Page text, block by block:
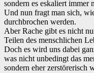
sondern es eskaliert immer
Und nun fragt man sich,
durchbrochen werden.
Aber Rache gibt es nicht
Teilen des menschlichen
Doch es wird uns dabei
was nicht unbedingt das
sondern eher zerstörerisch